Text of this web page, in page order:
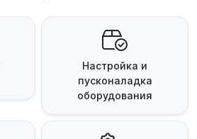
Настройка и
пусконаладка
оборудования